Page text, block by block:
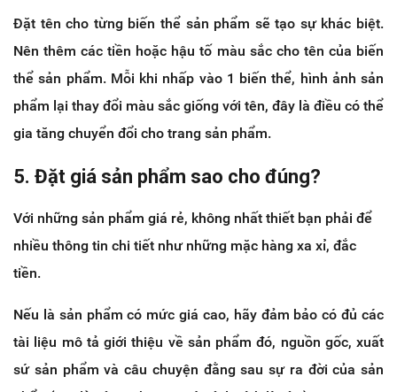
Đặt tên cho từng biến thể sản phẩm sẽ tạo sự khác biệt.
Nên thêm các tiền hoặc hậu tố màu sắc cho tên của biến
thể sản phẩm. Mỗi khi nhấp vào 1 biến thể, hình ảnh sản
phẩm lại thay đổi màu sắc giống với tên, đây là điều có thể
gia tăng chuyển đổi cho trang sản phẩm.
5. Đặt giá sản phẩm sao cho đúng?
Với những sản phẩm giá rẻ, không nhất thiết bạn phải để
nhiều thông tin chi tiết như những mặc hàng xa xỉ, đắc
tiền.
Nếu là sản phẩm có mức giá cao, hãy đảm bảo có đủ các
tài liệu mô tả giới thiệu về sản phẩm đó, nguồn gốc, xuất
sứ sản phẩm và câu chuyện đằng sau sự ra đời của sản